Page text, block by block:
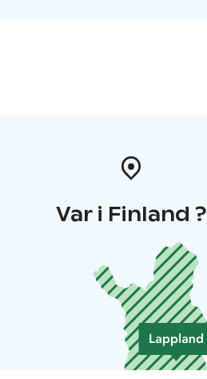
Var i Finland ?